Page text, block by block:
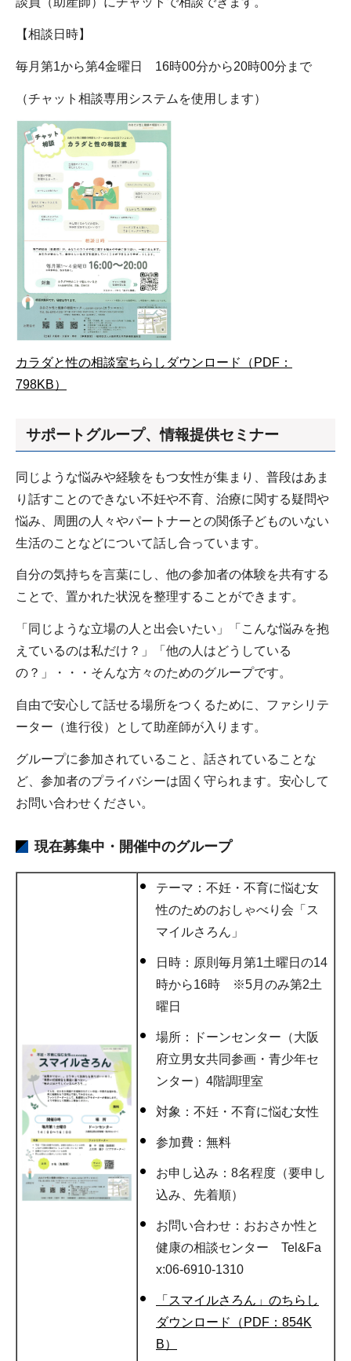
【相談日時】
毎月第1から第4金曜日 16時00分から20時00分まで
（チャット相談専用システムを使用します）
カラダと性の相談室ちらしダウンロード（PDF：
798KB）
サポートグループ、情報提供セミナー
同じような悩みや経験をもつ女性が集まり、普段はあま
り話すことのできない不妊や不育、治療に関する疑問や
悩み、周囲の人々やパートナーとの関係子どものいない
生活のことなどについて話し合っています。
自分の気持ちを言葉にし、他の参加者の体験を共有する
ことで、置かれた状況を整理することができます。
「同じような立場の人と出会いたい」「こんな悩みを抱
えているのは私だけ？」「他の人はどうしている
の？」・・・そんな方々のためのグループです。
自由で安心して話せる場所をつくるために、ファシリテ
ーター（進行役）として助産師が入ります。
グループに参加されていること、話されていることな
ど、参加者のプライバシーは固く守られます。安心して
お問い合わせください。
現在募集中・開催中のグループ
テーマ：不妊・不育に悩む女
性のためのおしゃべり会「ス
マイルさろん」
日時：原則毎月第1土曜日の14
時から16時 ※5月のみ第2土
曜日
場所：ドーンセンター（大阪
府立男女共同参画・青少年セ
ンター）4階調理室
対象：不妊・不育に悩む女性
参加費：無料
お申し込み：8名程度（要申し
込み、先着順）
お問い合わせ：おおさか性と
健康の相談センター Tel&Fa
x:06-6910-1310
「スマイルさろん」のちらし
ダウンロード（PDF：854K
B）